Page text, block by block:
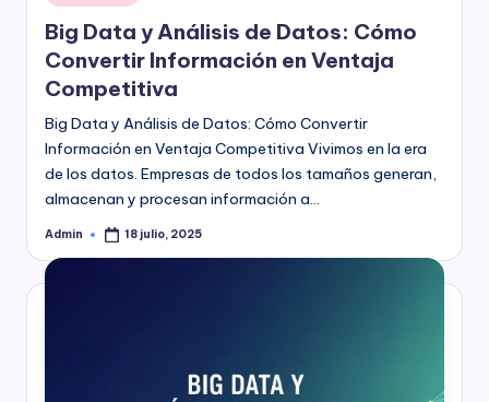
en
Big Data y Análisis de Datos: Cómo
Convertir Información en Ventaja
Competitiva
Big Data y Análisis de Datos: Cómo Convertir
Información en Ventaja Competitiva Vivimos en la era
de los datos. Empresas de todos los tamaños generan,
almacenan y procesan información a…
Publicado
Admin 18 julio, 2025